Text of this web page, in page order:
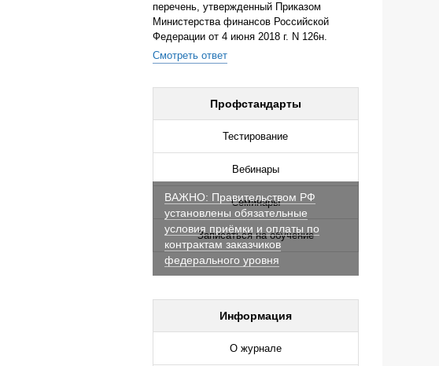
перечень, утвержденный Приказом
Министерства финансов Российской
Федерации от 4 июня 2018 г. N 126н.
Смотреть ответ
Профстандарты
Тестирование
Вебинары
Семинары
Записаться на обучение
ВАЖНО: Правительством РФ
установлены обязательные
условия приёмки и оплаты по
контрактам заказчиков
федерального уровня
Информация
О журнале